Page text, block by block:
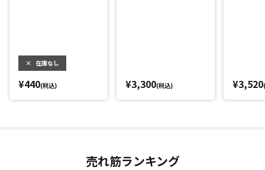
× 在庫なし
¥440(税込) ¥3,300(税込) ¥3,520
売れ筋ランキング